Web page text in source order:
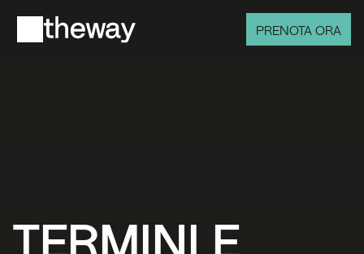
TERMINI E
PRENOTA ORA